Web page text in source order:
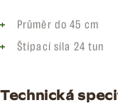
Průměr do 45 cm
Štípací síla 24 tun
Technická